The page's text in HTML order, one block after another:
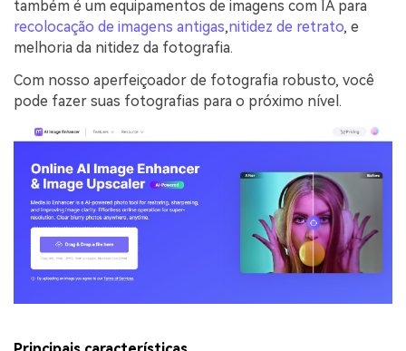
também é um equipamentos de imagens com IA para
recolocação de imagens antigas,nitidez de retrato, e
melhoria da nitidez da fotografia.
Com nosso aperfeiçoador de fotografia robusto, você
pode fazer suas fotografias para o próximo nível.